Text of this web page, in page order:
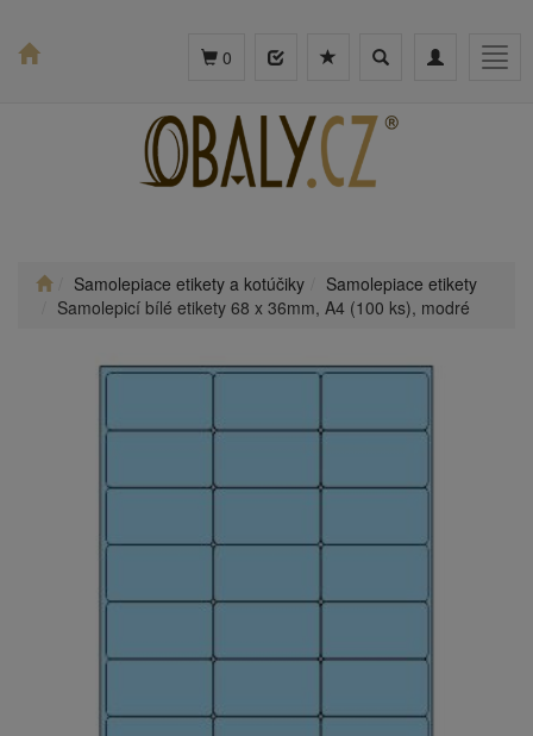
Toggle
Toggle
0
Samolepiace etikety a kotúčiky
Samolepiace etikety
Samolepicí bílé etikety 68 x 36mm, A4 (100 ks), modré